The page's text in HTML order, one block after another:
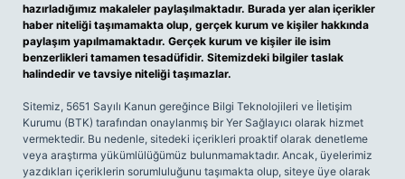
hazırladığımız makaleler paylaşılmaktadır. Burada yer alan içerikler
haber niteliği taşımamakta olup, gerçek kurum ve kişiler hakkında
paylaşım yapılmamaktadır. Gerçek kurum ve kişiler ile isim
benzerlikleri tamamen tesadüfidir. Sitemizdeki bilgiler taslak
halindedir ve tavsiye niteliği taşımazlar.
Sitemiz, 5651 Sayılı Kanun gereğince Bilgi Teknolojileri ve İletişim
Kurumu (BTK) tarafından onaylanmış bir Yer Sağlayıcı olarak hizmet
vermektedir. Bu nedenle, sitedeki içerikleri proaktif olarak denetleme
veya araştırma yükümlülüğümüz bulunmamaktadır. Ancak, üyelerimiz
yazdıkları içeriklerin sorumluluğunu taşımakta olup, siteye üye olarak